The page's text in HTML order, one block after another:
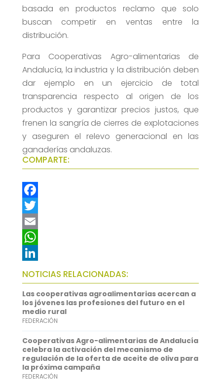
basada en productos reclamo que solo
buscan competir en ventas entre la
distribución.
Para Cooperativas Agro-alimentarias de
Andalucía, la industria y la distribución deben
dar ejemplo en un ejercicio de total
transparencia respecto al origen de los
productos y garantizar precios justos, que
frenen la sangría de cierres de explotaciones
y aseguren el relevo generacional en las
ganaderías andaluzas.
COMPARTE:
F
a
c
e
b
o
o
k
T
w
t
t
e
r
E
m
a
i
l
W
h
a
t
s
A
p
p
L
i
n
k
e
d
I
n
NOTICIAS RELACIONADAS:
Las cooperativas agroalimentarias acercan a
los jóvenes las profesiones del futuro en el
medio rural
FEDERACIÓN
Cooperativas Agro-alimentarias de Andalucía
celebra la activación del mecanismo de
regulación de la oferta de aceite de oliva para
la próxima campaña
FEDERACIÓN